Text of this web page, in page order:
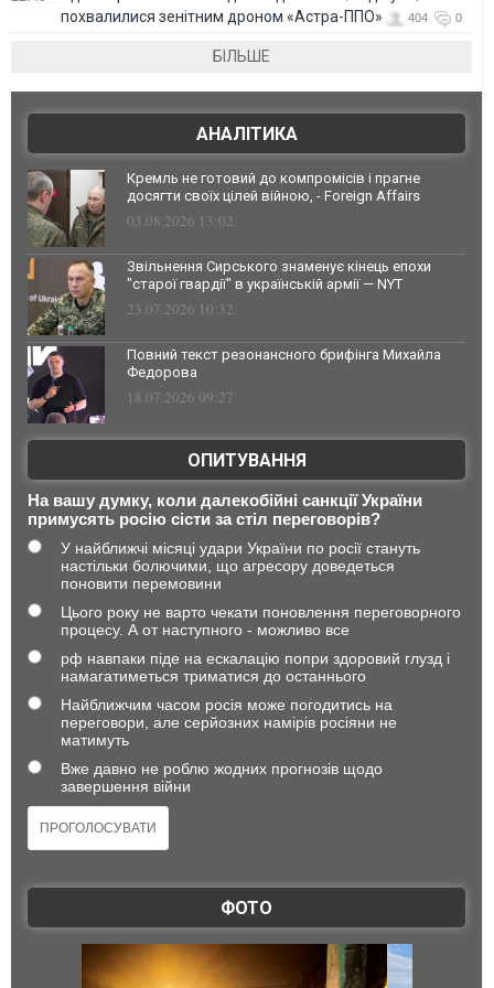
похвалилися зенітним дроном «Астра-ППО»
404 0
БІЛЬШЕ
АНАЛІТИКА
Кремль не готовий до компромісів і прагне
досягти своїх цілей війною, - Foreign Affairs
03.08.2026 13:02
Звільнення Сирського знаменує кінець епохи
"старої гвардії" в українській армії — NYT
23.07.2026 10:32
Повний текст резонансного брифінга Михайла
Федорова
18.07.2026 09:27
ОПИТУВАННЯ
На вашу думку, коли далекобійні санкції України
примусять росію сісти за стіл переговорів?
У найближчі місяці удари України по росії стануть
настільки болючими, що агресору доведеться
поновити перемовини
Цього року не варто чекати поновлення переговорного
процесу. А от наступного - можливо все
рф навпаки піде на ескалацію попри здоровий глузд і
намагатиметься триматися до останнього
Найближчим часом росія може погодитись на
переговори, але серйозних намірів росіяни не
матимуть
Вже давно не роблю жодних прогнозів щодо
завершення війни
ФОТО